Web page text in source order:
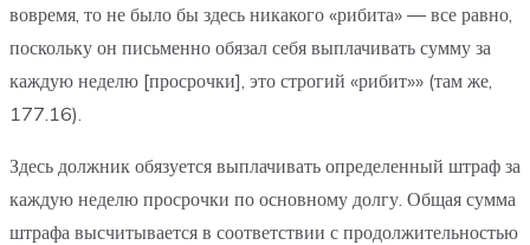
вовремя, то не было бы здесь никакого «рибита» — все равно,
поскольку он письменно обязал себя выплачивать сумму за
каждую неделю [просрочки], это строгий «рибит»» (там же,
177.16).
Здесь должник обязуется выплачивать определенный штраф за
каждую неделю просрочки по основному долгу. Общая сумма
штрафа высчитывается в соответствии с продолжительностью